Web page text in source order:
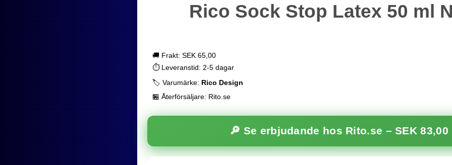
Rico Sock Stop Latex 50 ml
🚚 Frakt: SEK 65,00
⏱️ Leveranstid: 2-5 dagar
🏷️ Varumärke: Rico Design
🏪 Återförsäljare: Rito.se
🔎 Se erbjudande hos Rito.se –SEK 83,00